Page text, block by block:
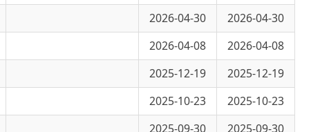
2025-12-19
2025-10-23
2025-09-30
2025-09-28
2025-06-30